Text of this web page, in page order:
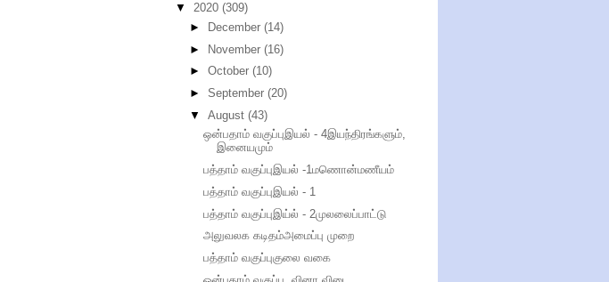
▼ 2020 (309)
►
December (14)
► November (16)
► October (10)
► September (20)
▼ August (43)
ஒன்பதாம் வகுப்புஇயல் - 4இயந்திரங்களும்,
இனையமும்
பத்தாம் வகுப்புஇயல் -1மணொன்மணீயம்
பத்தாம் வகுப்புஇயல் - 1
பத்தாம் வகுப்புஇய்ல் - 2முலலைப்பாட்டு
அலுவலக கடிதம்அமைப்பு முறை
பத்தாம் வகுப்புகுலை வகை